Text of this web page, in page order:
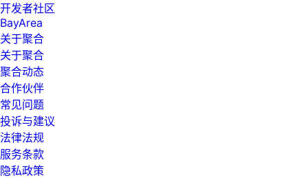
开发者社区
BayArea
关于聚合
关于聚合
聚合动态
合作伙伴
常见问题
投诉与建议
法律法规
服务条款
隐私政策